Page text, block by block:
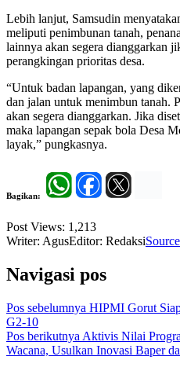
Lebih lanjut, Samsudin
meliputi penimbunan tanah,
lainnya akan segera dianggarkan
perangkingan prioritas desa.
“Untuk badan lapangan, yang
dan jalan untuk menimbun tanah.
akan segera dianggarkan. Jika
maka lapangan sepak bola Desa
layak,” pungkasnya.
Bagikan:
Post Views: 1,213
Writer: AgusEditor: Redaksi
Navigasi pos
Pos sebelumnya HIPMI Gorut
G2-10
Pos berikutnya Aktivis Nilai
Wacana, Usulkan Inovasi Baper